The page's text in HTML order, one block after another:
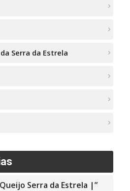
Serra da Estrela
Serra da Estrela |”